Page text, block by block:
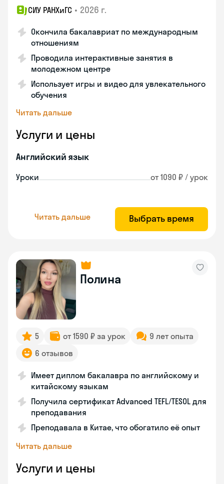
СИУ РАНХиГС • 2026 г.
Окончила бакалавриат по международным
отношениям
Проводила интерактивные занятия в
молодежном центре
Использует игры и видео для увлекательного
обучения
Читать дальше
Услуги и цены
Английский язык
Уроки от 1090 ₽ / урок
Читать дальше Выбрать время
Полина
5 от 1590 ₽ за урок
9 лет опыта
6 отзывов
Имеет диплом бакалавра по английскому и
китайскому языкам
Получила сертификат Advanced TEFL/TESOL для
преподавания
Преподавала в Китае, что обогатило её опыт
Читать дальше
Услуги и цены